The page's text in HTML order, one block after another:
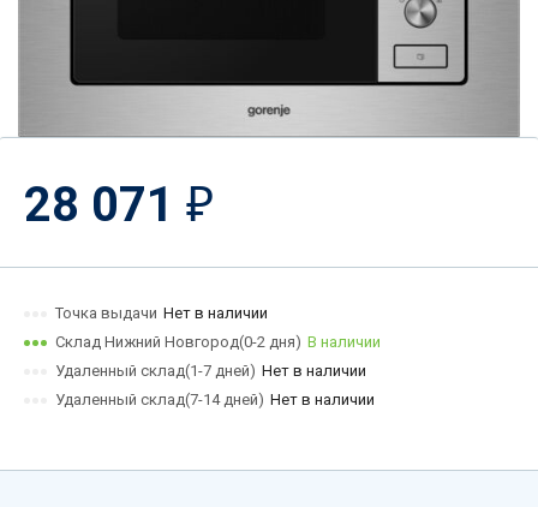
28 071 ₽
Точка выдачи Нет в наличии
Склад Нижний Новгород(0-2 дня) В наличии
Удаленный склад(1-7 дней) Нет в наличии
Удаленный склад(7-14 дней) Нет в наличии